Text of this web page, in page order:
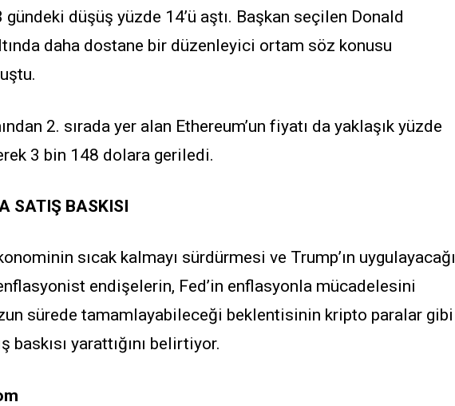
gündeki düşüş yüzde 14’ü aştı. Başkan seçilen Donald
daha dostane bir düzenleyici ortam söz konusu
2. sırada yer alan Ethereum’un fiyatı da yaklaşık yüzde
3 bin 148 dolara geriledi.
SATIŞ BASKISI
sıcak kalmayı sürdürmesi ve Trump’ın uygulayacağı
endişelerin, Fed’in enflasyonla mücadelesini
sürede tamamlayabileceği beklentisinin kripto paralar gibi
baskısı yarattığını belirtiyor.